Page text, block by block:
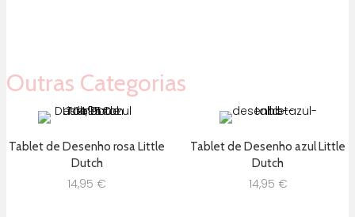
Outras Categorias
Tablet de Desenho rosa Little
Dutch
14,95 €
Tablet de Desenho azul Little
Dutch
14,95 €